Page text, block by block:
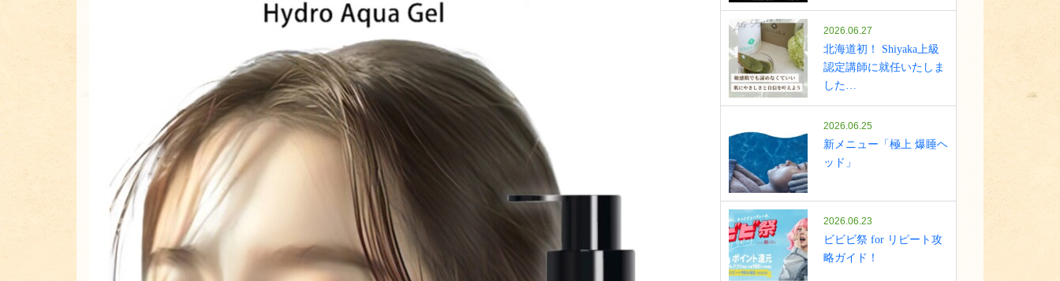
2026.06.27
北海道初！ Shiyaka上級
認定講師に就任いたしま
した…
2026.06.25
新メニュー「極上 爆睡ヘ
ッド」
2026.06.23
ビビビ祭 for リピート攻
略ガイド！